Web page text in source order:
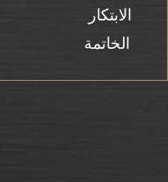
الابتكار
الخاتمة